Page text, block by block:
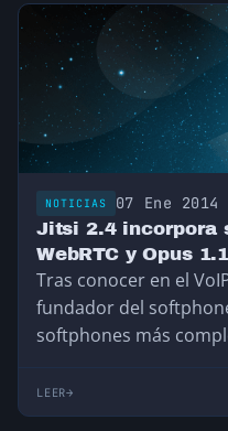
NOTICIAS 07 Ene 2014
Jitsi 2.4 incorpora
WebRTC y Opus 1.1
Tras conocer en el
fundador del
softphones más
LEER